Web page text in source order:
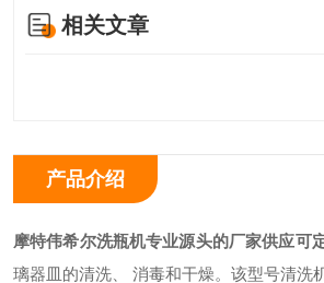
相关文章
产品介绍
摩特伟希尔洗瓶机专业源头的厂家供应可
璃器皿的清洗、 消毒和干燥。该型号清洗